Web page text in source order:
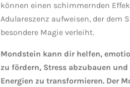
können einen schimmernden
Adulareszenz aufweisen, der dem
besondere Magie verleiht.
Mondstein kann dir helfen,
zu fördern, Stress abzubauen und
Energien zu transformieren. Der